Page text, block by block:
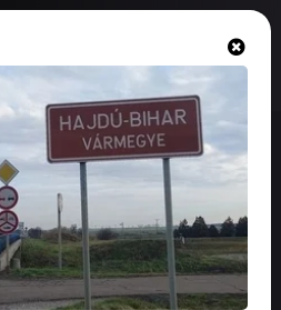
sürgetővé
fejlesztések
fejlesztésekről